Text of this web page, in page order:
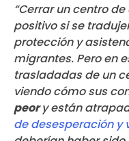
“Cerrar un centro
positivo si se
protección y
migrantes. Pero en
trasladadas de un
viendo cómo sus
peory están
de desesperación y